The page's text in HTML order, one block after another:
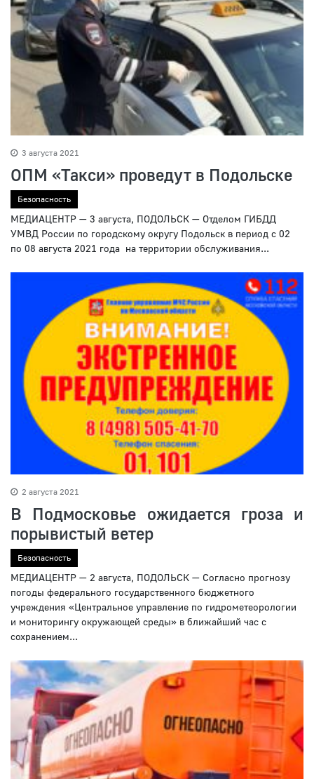
3 августа 2021
ОПМ «Такси» проведут в Подольске
Безопасность
МЕДИАЦЕНТР — 3 августа, ПОДОЛЬСК — Отделом ГИБДД
УМВД России по городскому округу Подольск в период с 02
по 08 августа 2021 года на территории обслуживания...
2 августа 2021
В Подмосковье ожидается гроза и
порывистый ветер
Безопасность
МЕДИАЦЕНТР — 2 августа, ПОДОЛЬСК — Согласно прогнозу
погоды федерального государственного бюджетного
учреждения «Центральное управление по гидрометеорологии
и мониторингу окружающей среды» в ближайший час с
сохранением...